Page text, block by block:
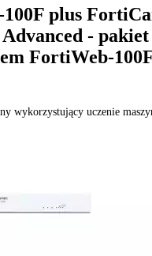
plus
-
FortiWeb-
wykorzystujący uczenie